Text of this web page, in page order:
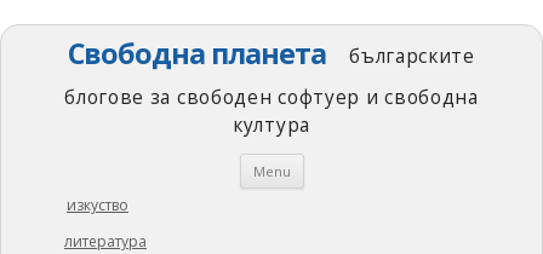
Свободна планета
българските
блогове за свободен софтуер и свободна
култура
Menu Skip
изкуство
литература